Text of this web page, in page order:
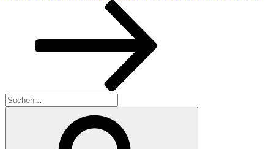
Suchen
nach: